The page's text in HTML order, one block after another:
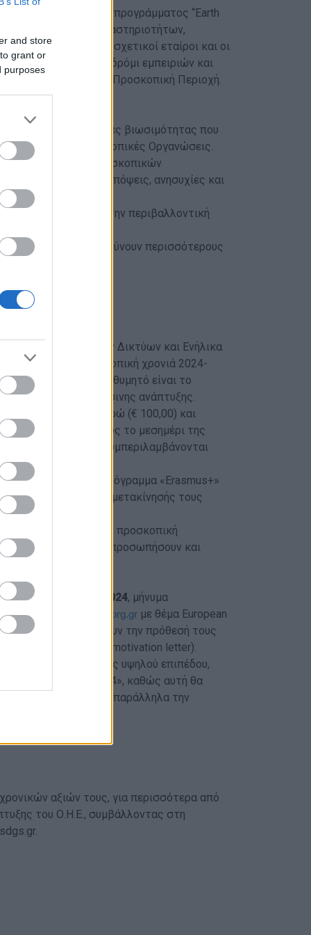
and store
grant or
purposes
του ευρωπαϊκού προγράμματος “Earth
συνόλου δράσεων, δραστηριοτήτων,
φορείς, οι σχετικοί εταίροι και οι
ένα σταυροδρόμι εμπειριών και
στην Ευρωπαϊκή Προσκοπική Περιοχή.
και τις πρωτοβουλίες βιωσιμότητας που
τις Εθνικές Προσκοπικές Οργανώσεις.
των Εθνικών Προσκοπικών
να ανταλλάξουν απόψεις, ανησυχίες και
που εστιάζει στην περιβαλλοντική
που θα ενθαρρύνουν περισσότερους
Μέλη Προσκοπικών Δικτύων και Ενήλικα
Σ.Ε.Π. για την προσκοπική χρονιά 2024-
Αγγλική γλώσσα. Επιθυμητό είναι το
και της πράσινης ανάπτυξης.
ποσό των εκατό Ευρώ (€ 100,00) και
16 Οκτωβρίου ως το μεσημέρι της
Στο κόστος δεν συμπεριλαμβάνονται
από το πρόγραμμα «Erasmus+»
κάλυψη των εξόδων μετακίνησής τους
(€ 250,00).
από κάθε εθνική προσκοπική
που θα το εκπροσωπήσουν και
9 Σεπτεμβρίου 2024, μήνυμα
διεύθυνση
ic.s@sep.org.gr με θέμα European
οποίο να δηλώνουν την πρόθεσή τους
να το κάνουν (motivation letter).
και διεθνείς δράσεις υψηλού επιπέδου,
Forum 2024», καθώς αυτή θα
νέους δίνοντας παράλληλα την
αξιών τους, για περισσότερα από
του Ο.Η.Ε., συμβάλλοντας στη